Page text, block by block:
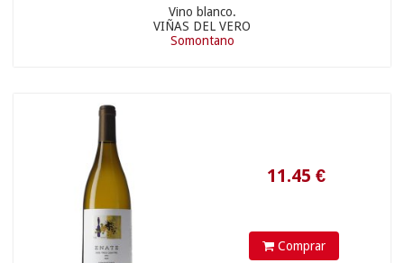
Vino blanco.
VIÑAS DEL VERO
Somontano
Comprar